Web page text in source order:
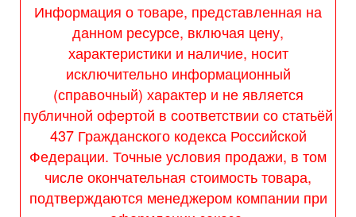
Информация о товаре, представленная на
данном ресурсе, включая цену,
характеристики и наличие, носит
исключительно информационный
(справочный) характер и не является
публичной офертой в соответствии со статьёй
437 Гражданского кодекса Российской
Федерации. Точные условия продажи, в том
числе окончательная стоимость товара,
подтверждаются менеджером компании при